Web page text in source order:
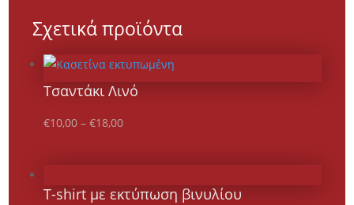
Σχετικά προϊόντα
Τσαντάκι Λινό
€10,00 –€18,00
T-shirt με εκτύπωση βινυλίου